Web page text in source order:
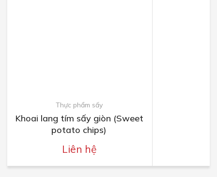
Thực phẩm sấy
Khoai lang tím sấy giòn (Sweet
potato chips)
Liên hệ